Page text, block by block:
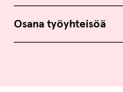
Osana työyhteisöä